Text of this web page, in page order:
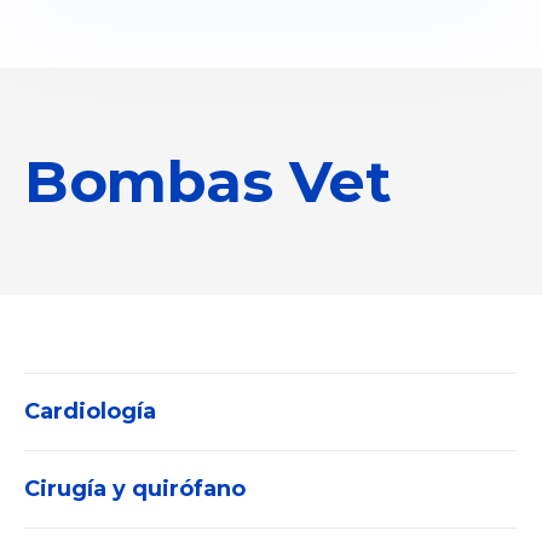
Bombas Vet
Cardiología
Electrocardiógrafos
Cirugía y quirófano